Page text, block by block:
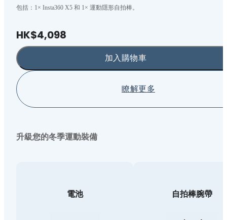
包括：1× Insta360 X5 和 1× 運動隱形自拍棒。
HK$4,098
瞭解更多
加入購物車
升級您的冬季運動裝備
電池 自拍棒腕帶